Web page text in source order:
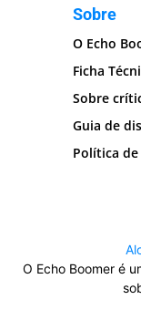
Sobre
O Echo
Ficha
Sobre
Guia de
Política
O Echo Boomer é